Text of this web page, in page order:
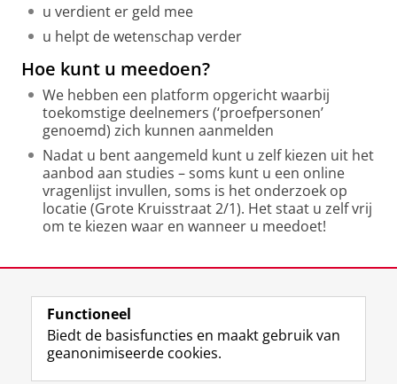
u verdient er geld mee
u helpt de wetenschap verder
Hoe kunt u meedoen?
We hebben een platform opgericht waarbij
toekomstige deelnemers (‘proefpersonen’
genoemd) zich kunnen aanmelden
Nadat u bent aangemeld kunt u zelf kiezen uit het
aanbod aan studies – soms kunt u een online
vragenlijst invullen, soms is het onderzoek op
locatie (Grote Kruisstraat 2/1). Het staat u zelf vrij
om te kiezen waar en wanneer u meedoet!
View this page in:English
Functioneel
Biedt de basisfuncties en maakt gebruik van
geanonimiseerde cookies.